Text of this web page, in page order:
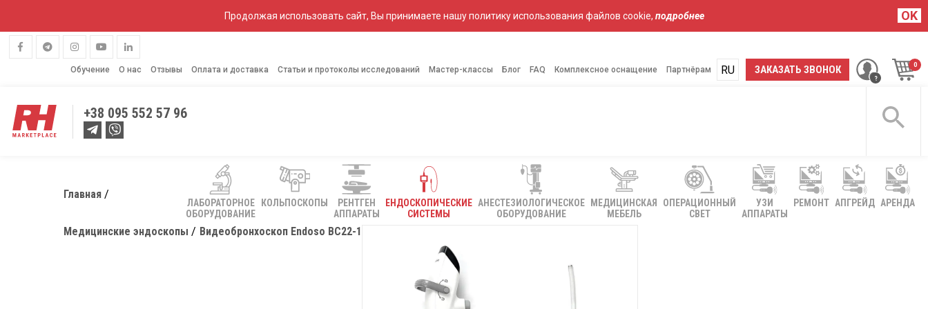
Продолжая использовать сайт, Вы принимаете нашу политику использования файлов cookie, подробнее OK
Обучение О нас Отзывы Оплата и доставка Статьи и протоколы исследований Мастер-классы Блог FAQ Комплексное оснащение Партнёрам ЗАКАЗАТЬ ЗВОНОК
RU
UA
+38 095 552 57 96
ЛАБОРАТОРНОЕ
ОБОРУДОВАНИЕ
КОЛЬПОСКОПЫ
РЕНТГЕН
АППАРАТЫ
ЕНДОСКОПИЧЕСКИЕ
СИСТЕМЫ
АНЕСТЕЗИОЛОГИЧЕСКОЕ
ОБОРУДОВАНИЕ
МЕДИЦИНСКАЯ
МЕБЕЛЬ
ОПЕРАЦИОННЫЙ
СВЕТ
УЗИ
АППАРАТЫ
РЕМОНТ АПГРЕЙД АРЕНДА
Главная
Медицинские эндоскопы Видеобронхоскоп Endoso BC22-1